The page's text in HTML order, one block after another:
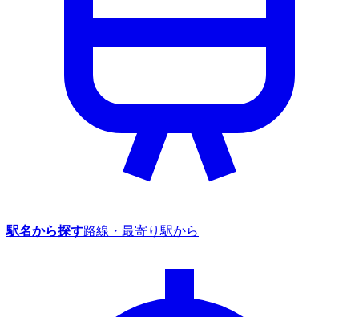
駅名から探す路線・最寄り駅から